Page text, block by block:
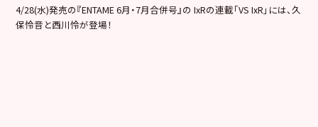
4/28(水)発売の『ENTAME 6月・7月合併号』の IxRの連載「VS IxR」には、久
保怜音と西川怜が登場！